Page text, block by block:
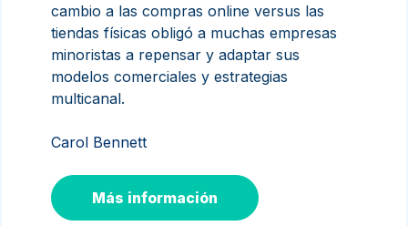
cambio a las compras online versus las
tiendas físicas obligó a muchas empresas
minoristas a repensar y adaptar sus
modelos comerciales y estrategias
multicanal.
Carol Bennett
Más información